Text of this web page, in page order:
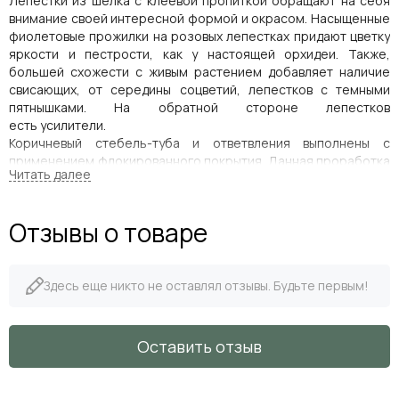
внимание своей интересной формой и окрасом. Насыщенные
фиолетовые прожилки на розовых лепестках придают цветку
яркости и пестрости, как у настоящей орхидеи. Также,
большей схожести с живым растением добавляет наличие
свисающих, от середины соцветий, лепестков с темными
пятнышками. На обратной стороне лепестков
есть усилители.
Коричневый стебель-туба и ответвления выполнены с
применением флокированного покрытия. Данная проработка
также передает тактильное и визуальное ощущение
изгибы ветке.
Орхидея Фрагмипедиум – это стильное решение для тех, кто
пространству изысканность и шарм.
Параметры:
Цвет розово-фиолетовый
Отзывы о товаре
Здесь еще никто не оставлял отзывы. Будьте первым!
Оставить отзыв